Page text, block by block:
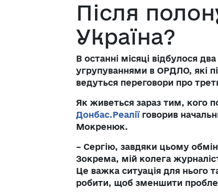
Після
Україна?
В останні місяці відбулося
угрупуваннями в ОРДЛО, які
ведуться переговори про
Як живеться зараз тим, кого
Донбас.Реаліїговорив
Мокренюк.
– Сергію, завдяки цьому
Зокрема, мій колега
Це важка ситуація для нього
робити, щоб зменшити